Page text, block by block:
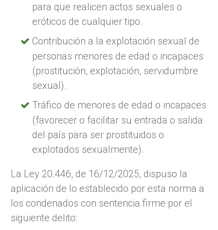
para que realicen actos sexuales o
eróticos de cualquier tipo.
Contribución a la explotación sexual de
personas menores de edad o incapaces
(prostitución, explotación, servidumbre
sexual).
Tráfico de menores de edad o incapaces
(favorecer o facilitar su entrada o salida
del país para ser prostituidos o
explotados sexualmente).
La Ley 20.446, de 16/12/2025, dispuso la
aplicación de lo establecido por esta norma a
los condenados con sentencia firme por el
siguiente delito: